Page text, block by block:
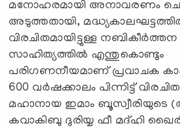
മനോഹരമായി അനാവരണം
അടുത്തതായി,
വിരചിതമായിട്ടുള്ള നബികീര്‍ത്തന
സാഹിത്യത്തില്‍ എന്തുകൊണ്ടും
പരിഗണനീയമാണ് പ്രവാചക
600 വര്‍ഷക്കാലം പിന്നിട്ട്
മഹാനായ ഇമാം
കവാകിബു ദുരിയ്യ ഫീ മദ്ഹി